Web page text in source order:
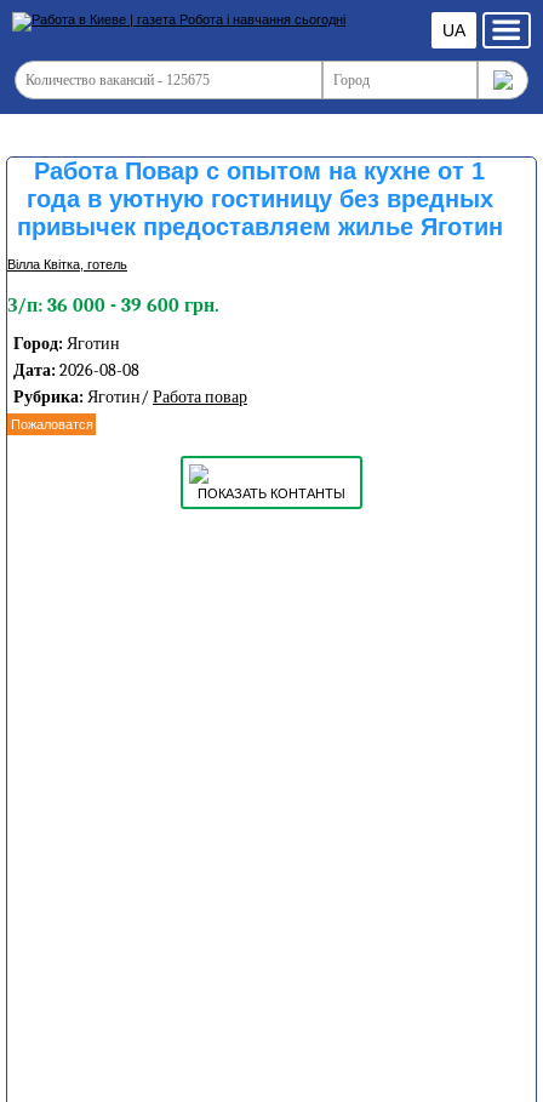
UA
Работа Повар с опытом на кухне от 1
года в уютную гостиницу без вредных
привычек предоставляем жилье Яготин
Вілла Квітка, готель
З/п: 36 000 - 39 600 грн.
Город: Яготин
Дата: 2026-08-08
Рубрика: Яготин/ Работа повар
Пожаловатся
ПОКАЗАТЬ КОНТАНТЫ